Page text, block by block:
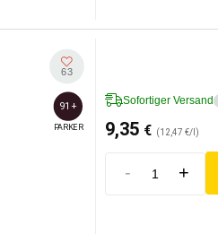
63
91+
PARKER
Sofortiger Versand
9,35 € (12,47 €/l)
- +